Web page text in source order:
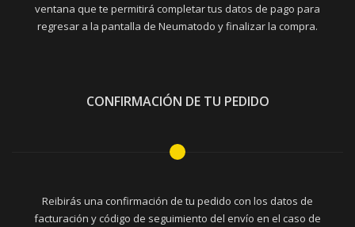
ventana que te permitirá completar tus datos de pago para
regresar a la pantalla de Neumatodo y finalizar la compra.
CONFIRMACIÓN DE TU PEDIDO
Reibirás una confirmación de tu pedido con los datos de
facturación y código de seguimiento del envío en el caso de